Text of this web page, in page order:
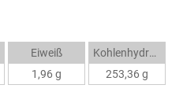
Eiweiß
1,96 g
Kohlenhydrate
253,36 g